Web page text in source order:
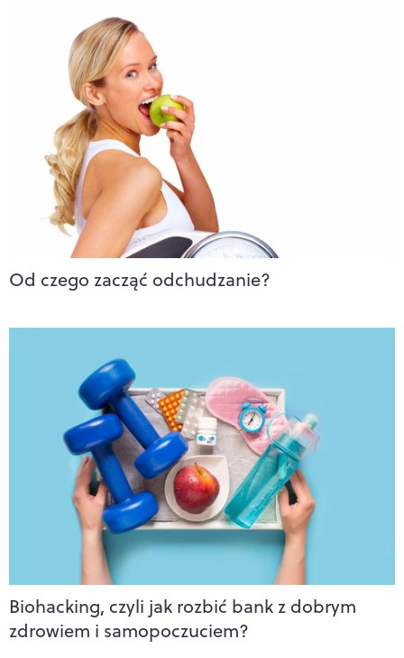
Od czego zacząć odchudzanie?
Biohacking, czyli jak rozbić bank z dobrym
zdrowiem i samopoczuciem?